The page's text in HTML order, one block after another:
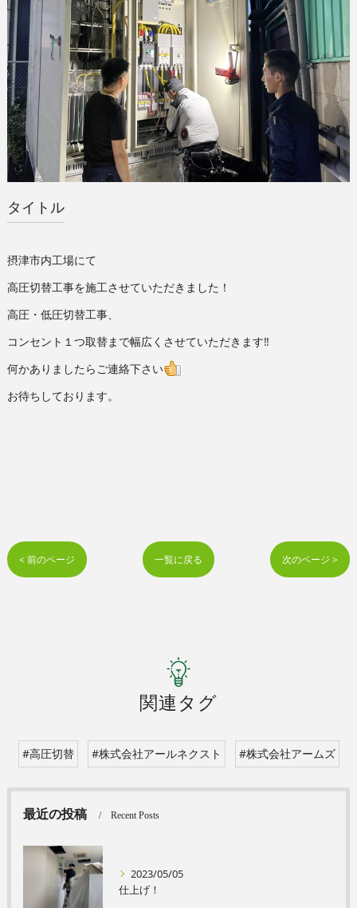
タイトル
摂津市内工場にて
高圧切替工事を施工させていただきました！
高圧・低圧切替工事、
コンセント１つ取替まで幅広くさせていただきます‼︎
何かありましたらご連絡下さい
お待ちしております。
< 前のページ 一覧に戻る 次のページ >
関連タグ
#高圧切替 #株式会社アールネクスト #株式会社アームズ
最近の投稿 Recent Posts
2023/05/05
仕上げ！